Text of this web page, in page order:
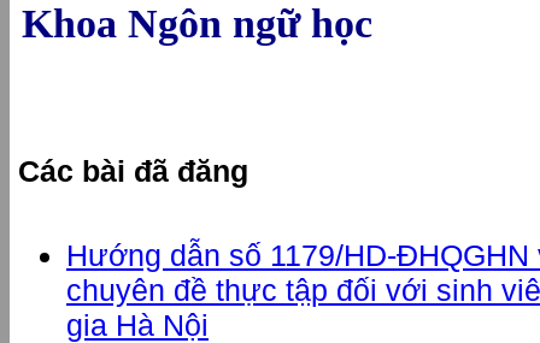
Khoa Ngôn ngữ học
Các bài đã đăng
Hướng dẫn số 1179/HD-
chuyên đề thực tập đối với sinh
gia Hà Nội